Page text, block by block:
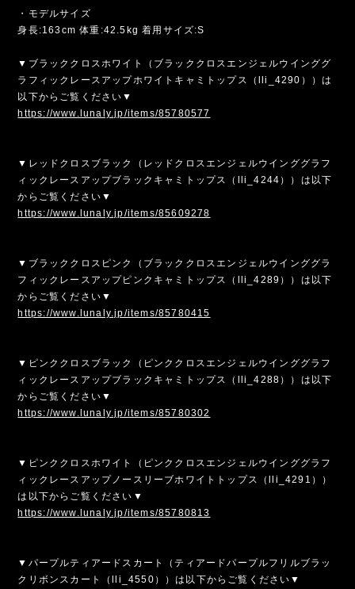
・モデルサイズ
身長:163cm 体重:42.5kg 着用サイズ:S
▼ブラッククロスホワイト（ブラッククロスエンジェルウインググ
ラフィックレースアップホワイトキャミトップス（lli_4290））は
以下からご覧ください▼
https://www.lunaly.jp/items/85780577
▼レッドクロスブラック（レッドクロスエンジェルウインググラフ
ィックレースアップブラックキャミトップス（lli_4244））は以下
からご覧ください▼
https://www.lunaly.jp/items/85609278
▼ブラッククロスピンク（ブラッククロスエンジェルウインググラ
フィックレースアップピンクキャミトップス（lli_4289））は以下
からご覧ください▼
https://www.lunaly.jp/items/85780415
▼ピンククロスブラック（ピンククロスエンジェルウインググラフ
ィックレースアップブラックキャミトップス（lli_4288））は以下
からご覧ください▼
https://www.lunaly.jp/items/85780302
▼ピンククロスホワイト（ピンククロスエンジェルウインググラフ
ィックレースアップノースリーブホワイトトップス（lli_4291））
は以下からご覧ください▼
https://www.lunaly.jp/items/85780813
▼パープルティアードスカート（ティアードパープルフリルブラッ
クリボンスカート（lli_4550））は以下からご覧ください▼